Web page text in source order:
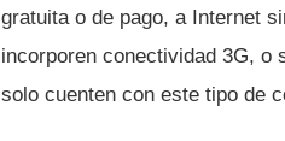
gratuita o de pago, a Internet
incorporen conectividad 3G, o
solo cuenten con este tipo de